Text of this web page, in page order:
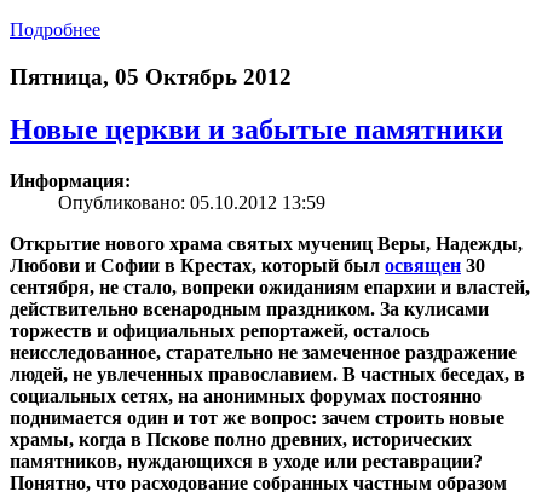
Подробнее
Пятница, 05 Октябрь 2012
Новые церкви и забытые памятники
Информация:
Опубликовано: 05.10.2012 13:59
Открытие нового храма святых мучениц Веры, Надежды,
Любови и Софии в Крестах, который был освящен 30
сентября, не стало, вопреки ожиданиям епархии и властей,
действительно всенародным праздником. За кулисами
торжеств и официальных репортажей, осталось
неисследованное, старательно не замеченное раздражение
людей, не увлеченных православием. В частных беседах, в
социальных сетях, на анонимных форумах постоянно
поднимается один и тот же вопрос: зачем строить новые
храмы, когда в Пскове полно древних, исторических
памятников, нуждающихся в уходе или реставрации?
Понятно, что расходование собранных частным образом